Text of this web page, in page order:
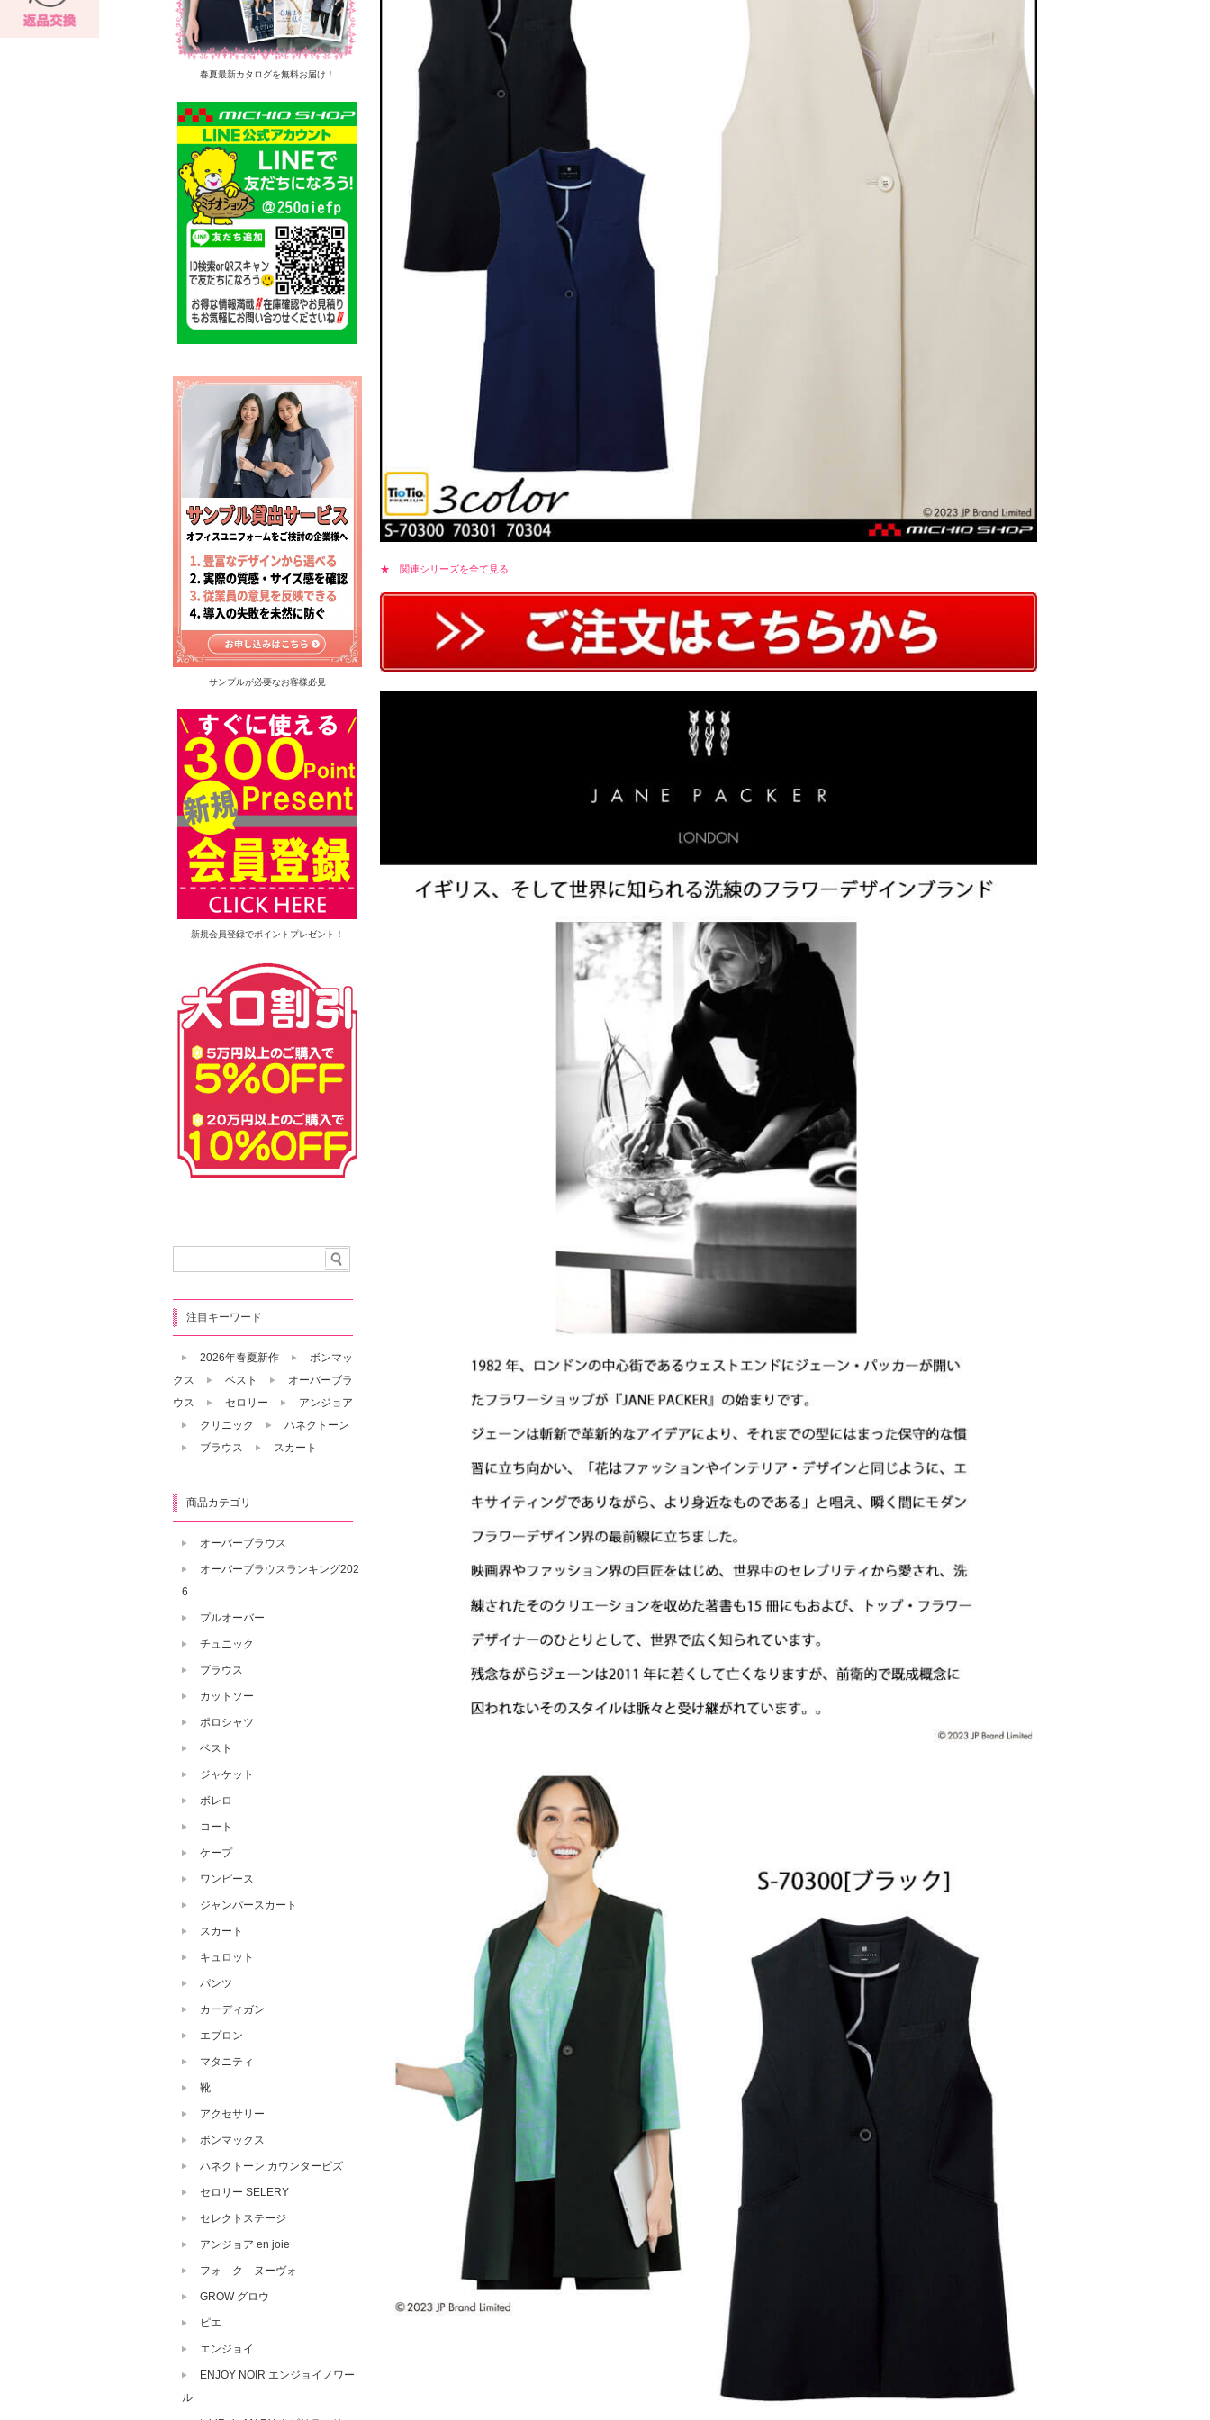
★ 関連シリーズを全て見る
春夏最新カタログを無料お届け！
サンプルが必要なお客様必見
新規会員登録でポイントプレゼント！
注目キーワード
2026年春夏新作
ボンマッ
クス
ベスト
オーバーブラ
ウス
セロリー
アンジョア
クリニック
ハネクトーン
ブラウス
スカート
商品カテゴリ
オーバーブラウス
オーバーブラウスランキング202
6
プルオーバー
チュニック
ブラウス
カットソー
ポロシャツ
ベスト
ジャケット
ボレロ
コート
ケープ
ワンピース
ジャンパースカート
スカート
キュロット
パンツ
カーディガン
エプロン
マタニティ
靴
アクセサリー
ボンマックス
ハネクトーン カウンタービズ
セロリー SELERY
セレクトステージ
アンジョア en joie
フォ―ク ヌーヴォ
GROW グロウ
ピエ
エンジョイ
ENJOY NOIR エンジョイノワー
ル